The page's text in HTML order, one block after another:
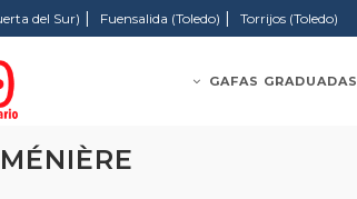
del Sur) | Fuensalida (Toledo) | Torrijos (Toledo)
GAFAS GRADUADAS